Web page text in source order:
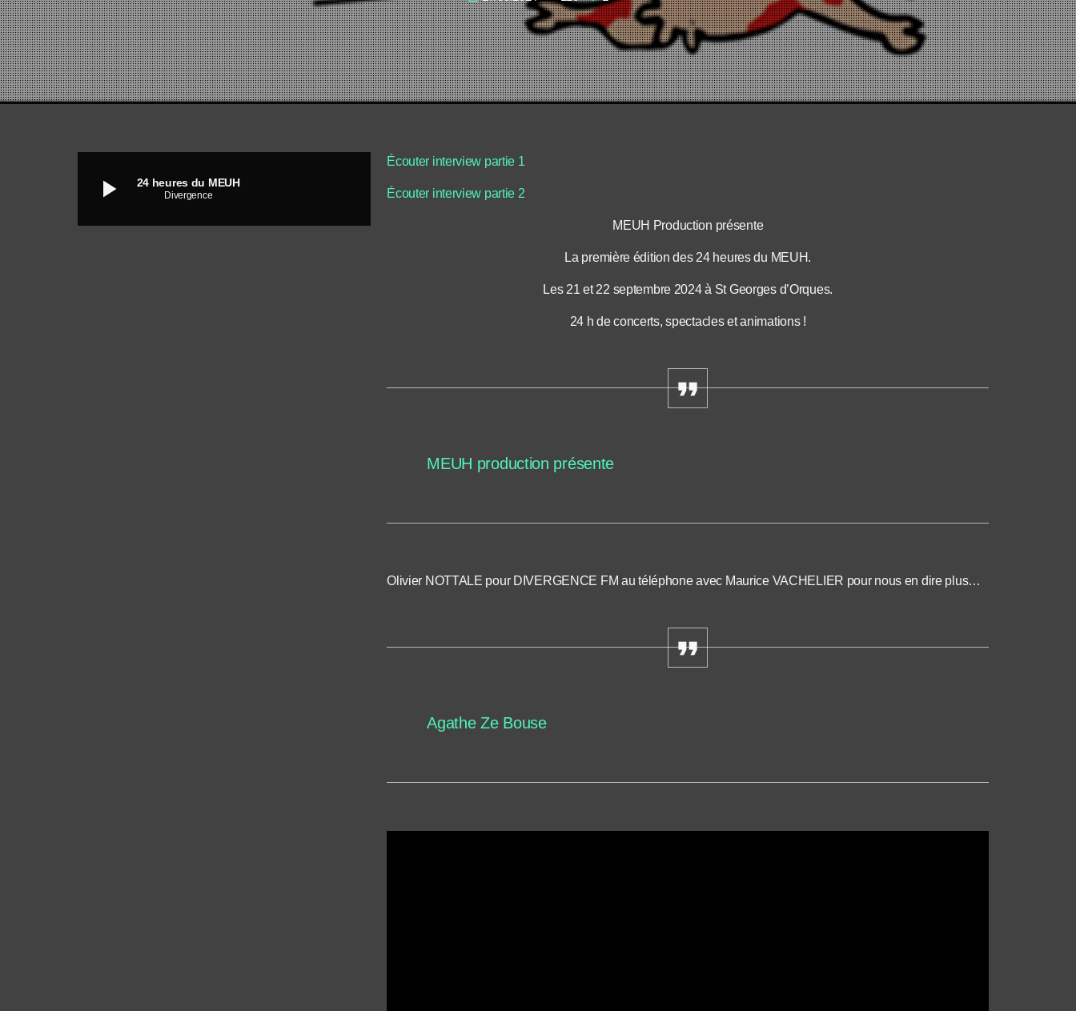
play_arrow 24 heures du MEUH
Divergence
Écouter interview partie 1
Écouter interview partie 2
MEUH Production présente
La première édition des 24 heures du MEUH.
Les 21 et 22 septembre 2024 à St Georges d’Orques.
24 h de concerts, spectacles et animations !
MEUH production présente
Olivier NOTTALE pour DIVERGENCE FM au téléphone avec Maurice VACHELIER pour nous en dire plus…
Agathe Ze Bouse